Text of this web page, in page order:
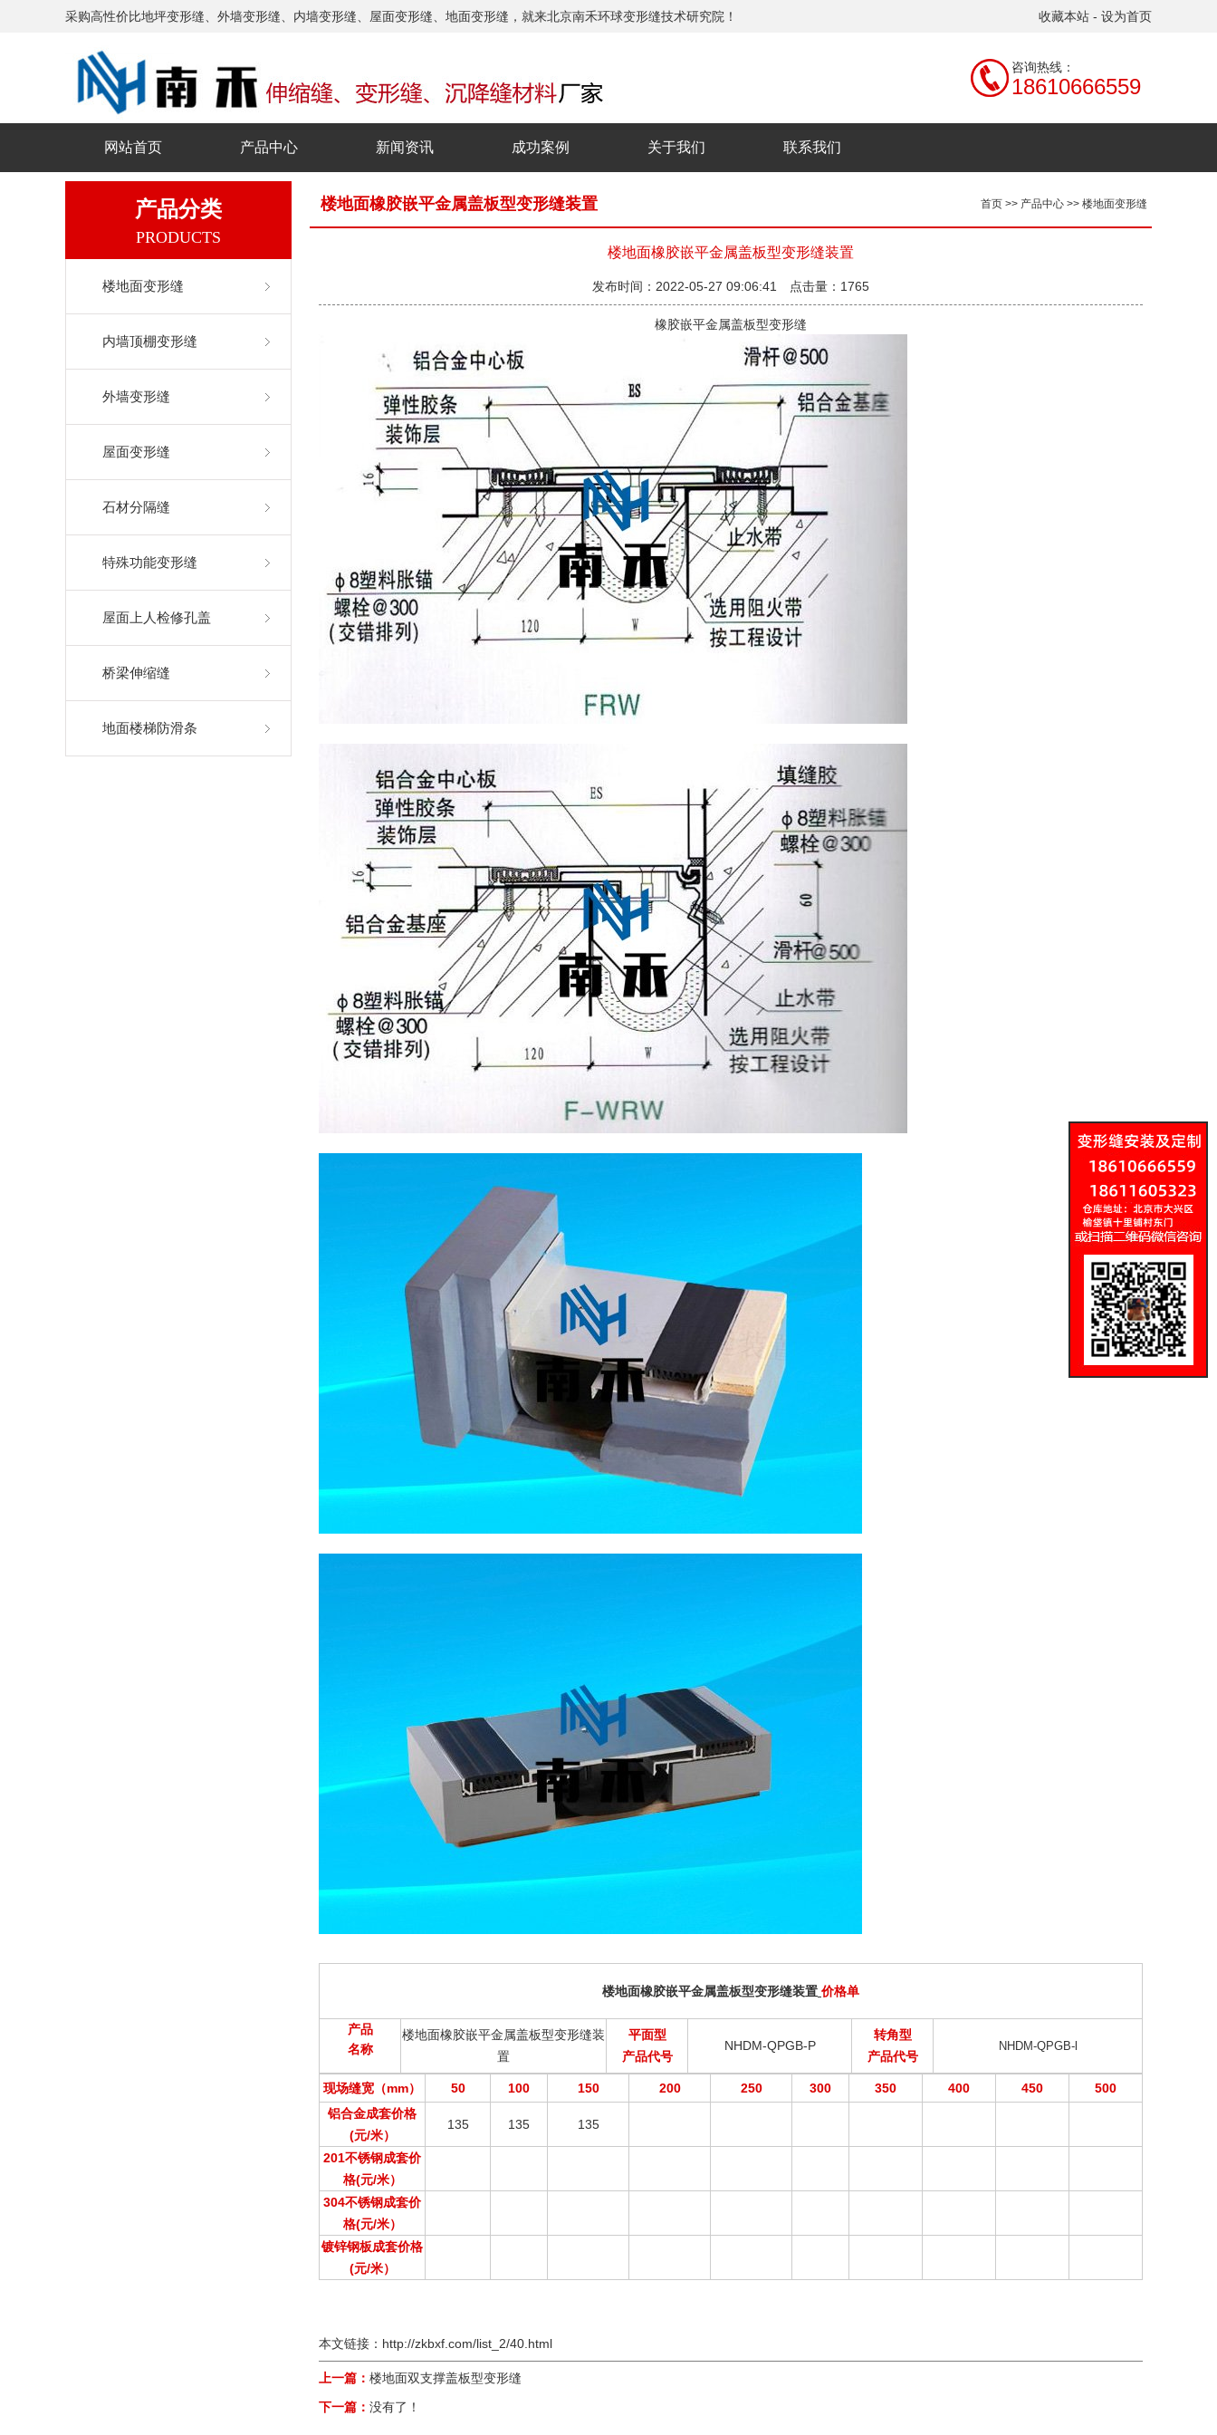
采购高性价比地坪变形缝、外墙变形缝、内墙变形缝、屋面变形缝、地面变形缝，就来北京南禾环球变形缝技术研究院！ 收藏本站 - 设为首页
咨询热线：
18610666559
网站首页 产品中心 新闻资讯 成功案例 关于我们 联系我们
产品分类
PRODUCTS
楼地面变形缝
内墙顶棚变形缝
外墙变形缝
屋面变形缝
石材分隔缝
特殊功能变形缝
屋面上人检修孔盖
桥梁伸缩缝
地面楼梯防滑条
首页 >> 产品中心 >> 楼地面变形缝
楼地面橡胶嵌平金属盖板型变形缝装置
楼地面橡胶嵌平金属盖板型变形缝装置
发布时间：2022-05-27 09:06:41 点击量：1765
橡胶嵌平金属盖板型变形缝
楼地面橡胶嵌平金属盖板型变形缝装置 价格单
产品
名称
楼地面橡胶嵌平金属盖板型变形缝装
置
平面型
产品代号
NHDM-QPGB-P
转角型
产品代号
NHDM-QPGB-l
现场缝宽（mm） 50 100 150 200 250 300 350 400 450
500
铝合金成套价格
(元/米）
135 135 135
201不锈钢成套价
格(元/米）
304不锈钢成套价
格(元/米）
镀锌钢板成套价格
(元/米）
本文链接： http://zkbxf.com/list_2/40.html
上一篇： 楼地面双支撑盖板型变形缝
下一篇： 没有了！